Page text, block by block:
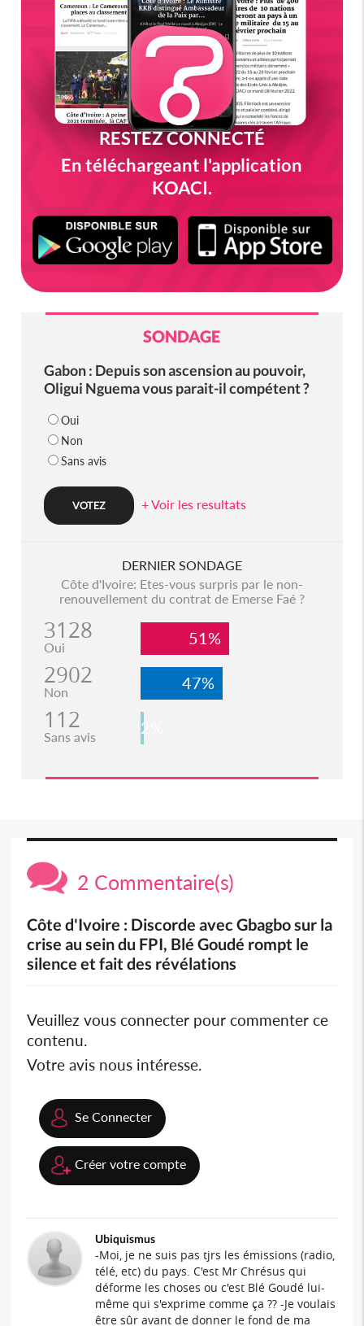
RESTEZ CONNECTÉ
En téléchargeant l'application
KOACI.
SONDAGE
Gabon : Depuis son ascension au pouvoir,
Oligui Nguema vous parait-il compétent ?
Oui
Non
Sans avis
+ Voir les resultats
DERNIER SONDAGE
Côte d'Ivoire: Etes-vous surpris par le non-
renouvellement du contrat de Emerse Faé ?
3128
Oui 51%
2902
Non 47%
112
Sans avis 2%
2 Commentaire(s)
Côte d'Ivoire : Discorde avec Gbagbo sur la
crise au sein du FPI, Blé Goudé rompt le
silence et fait des révélations
Veuillez vous connecter pour commenter ce
contenu.
Votre avis nous intéresse.
Se Connecter
Créer votre compte
Ubiquismus
-Moi, je ne suis pas tjrs les émissions (radio,
télé, etc) du pays. C'est Mr Chrésus qui
déforme les choses ou c'est Blé Goudé lui-
même qui s'exprime comme ça ?? -Je voulais
être sûr avant de donner le fond de ma